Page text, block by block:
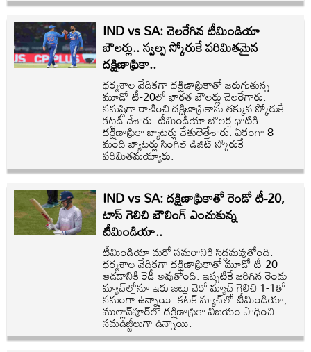
IND vs SA: చెలరేగిన టీమిండియా
బౌలర్లు.. స్వల్ప స్కోరుకే పరిమితమైన
దక్షిణాఫ్రికా..
ధర్మశాల వేదికగా దక్షిణాఫ్రికాతో జరుగుతున్న
మూడో టీ-20లో భారత బౌలర్లు చెలరేగారు.
సమష్టిగా రాణించి దక్షిణాఫ్రికాను తక్కువ స్కోరుకే
కట్టడి చేశారు. టీమిండియా బౌలర్ల ధాటికి
దక్షిణాఫ్రికా బ్యాటర్లు చేతులెత్తేశారు. ఏకంగా 8
మంది బ్యాటర్లు సింగిల్ డిజిట్ స్కోరుకే
పరిమితమయ్యారు.
IND vs SA: దక్షిణాఫ్రికాతో రెండో టీ-20,
టాస్ గెలిచి బౌలింగ్ ఎంచుకున్న
టీమిండియా..
టీమిండియా మరో సమరానికి సిద్ధమవుతోంది.
ధర్మశాల వేదికగా దక్షిణాఫ్రికాతో మూడో టీ-20
ఆడడానికి రెడీ అవుతోంది. ఇప్పటికే జరిగిన రెండు
మ్యాచ్‌ల్లోనూ ఇరు జట్లు చెరో మ్యాచ్ గెలిచి 1-1తో
సమంగా ఉన్నాయి. కటక్ మ్యాచ్‌లో టీమిండియా,
ముల్లాన్‌పూర్‌లో దక్షిణాఫ్రికా విజయం సాధించి
సమఉజ్జీలుగా ఉన్నాయి.